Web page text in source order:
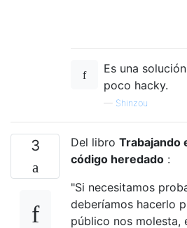
Es una
poco hacky.
— Shinzou
3 Del libro Trabajando
código heredado :
"Si necesitamos
deberíamos hacerlo
público nos molesta,